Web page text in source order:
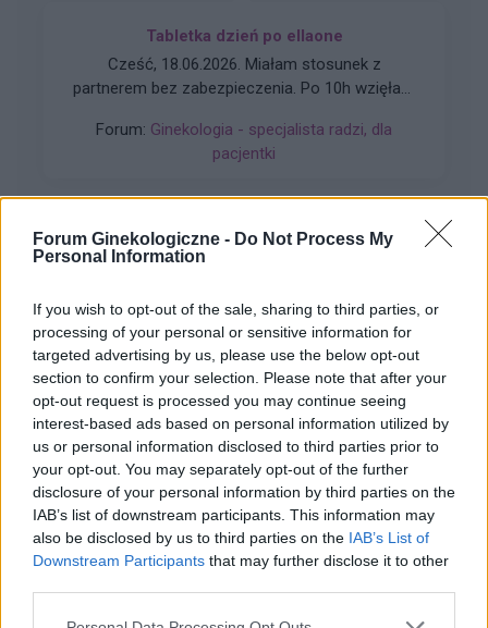
Forum Ginekologiczne - Do Not Process My
Personal Information
If you wish to opt-out of the sale, sharing to third parties, or
processing of your personal or sensitive information for
targeted advertising by us, please use the below opt-out
section to confirm your selection. Please note that after your
opt-out request is processed you may continue seeing
interest-based ads based on personal information utilized by
us or personal information disclosed to third parties prior to
your opt-out. You may separately opt-out of the further
disclosure of your personal information by third parties on the
IAB’s list of downstream participants. This information may
also be disclosed by us to third parties on the IAB’s List of
Downstream Participants that may further disclose it to other
Tabletka dzień po ellaone
Cześć, 18.06.2026. Miałam stosunek z
partnerem bez zabezpieczenia. Po 10h wzięłam
miesiączki to 25/26 maja. Zwykle mam okres
5dni. Cykl 28 dni. Za 2 dni powinnam dostać
bardzo się stresuje
Forum: Ginekologia - specjalista radzi, dla
pacjentki
Witam co to może być ?
Zaczęło swędzieć i zobaczyłam to
Forum:Ginekologia - specjalista radzi, dla
pacjentki
gość